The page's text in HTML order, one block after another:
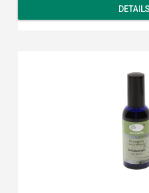
DETAILS